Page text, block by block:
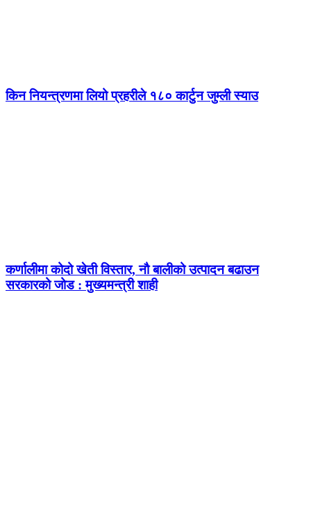
किन नियन्त्रणमा लियो प्रहरीले १८० कार्टुन जुम्ली स्याउ
कर्णालीमा कोदो खेती विस्तार, नौ बालीको उत्पादन बढाउन
सरकारको जोड : मुख्यमन्त्री शाही